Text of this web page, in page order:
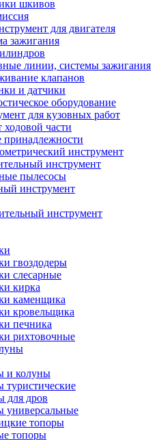
шкивов
для двигателя
зажигания
линии, системы зажигания
клапанов
и датчики
оборудование
для кузовных работ
ходовой части
принадлежности
инструмент
инструмент
пылесосы
инструмент
инструмент
гвоздодеры
слесарные
кирка
каменщика
кровельщика
печника
рихтовочные
и колуны
туристические
для дров
универсальные
топоры
топоры